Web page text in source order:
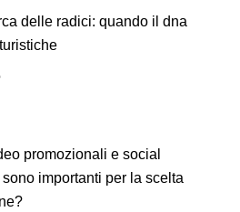
delle radici: quando il dna
promozionali e social
importanti per la scelta